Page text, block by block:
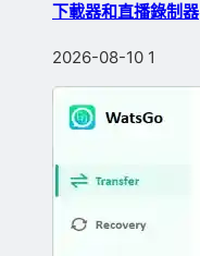
下載器和直播錄制器
2026-08-10 1